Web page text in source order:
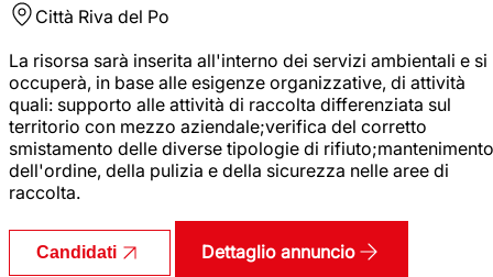
Città Riva del Po
La risorsa sarà inserita all'interno dei servizi ambientali e si
occuperà, in base alle esigenze organizzative, di attività
quali: supporto alle attività di raccolta differenziata sul
territorio con mezzo aziendale;verifica del corretto
smistamento delle diverse tipologie di rifiuto;mantenimento
dell'ordine, della pulizia e della sicurezza nelle aree di
raccolta.
Candidati Dettaglio annuncio